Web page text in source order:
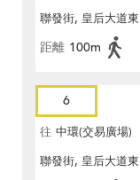
聯發街, 皇后大道東
距離 100m
6
往 中環(交易廣場)
聯發街, 皇后大道東